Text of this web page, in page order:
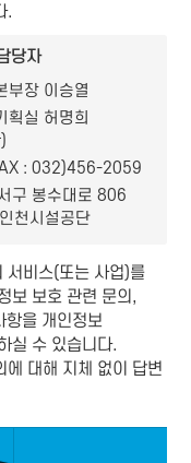
.
당자
부장 이승열
획실 허명희
: 032)456-2059
구 봉수대로 806
천시설공단
서비스(또는 사업)를
보 보호 관련 문의,
항을 개인정보
실 수 있습니다.
에 대해 지체 없이 답변